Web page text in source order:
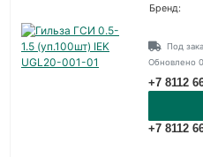
Бренд:
Под
Обновлено
+7 8112
+7 8112